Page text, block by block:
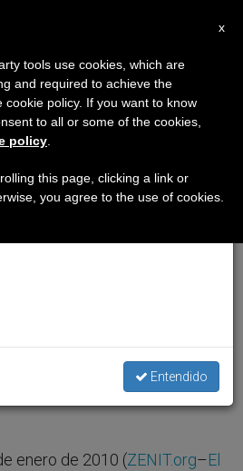
diálogo ecuménico
en México?
para el Diálogo
S
e
enero de 2010 (ZENIT.org–El
×
de agosto haremos la pausa
que en el periodo de verano
y también el
Entendido
x
tools use cookies, which are
and required to achieve the
cookie policy. If you want to know
to all or some of the cookies,
policy
this page, clicking a link or
you agree to the use of cookies.